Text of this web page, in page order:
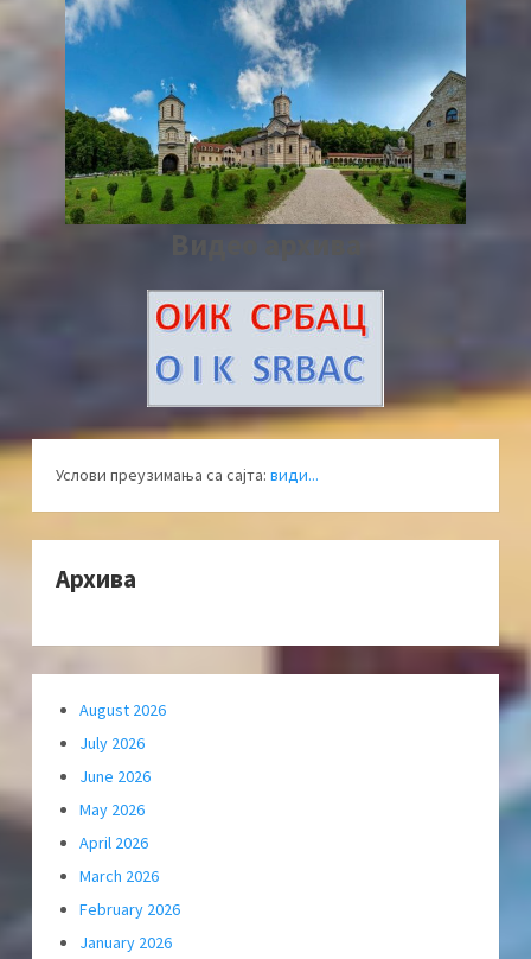
Услови преузимања са сајта: види...
Архива
August 2026
July 2026
June 2026
May 2026
April 2026
March 2026
February 2026
January 2026